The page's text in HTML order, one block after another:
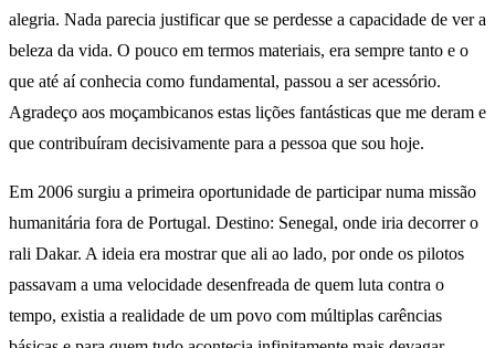
alegria. Nada parecia justificar que se perdesse a capacidade de ver a
beleza da vida. O pouco em termos materiais, era sempre tanto e o
que até aí conhecia como fundamental, passou a ser acessório.
Agradeço aos moçambicanos estas lições fantásticas que me deram e
que contribuíram decisivamente para a pessoa que sou hoje.
Em 2006 surgiu a primeira oportunidade de participar numa missão
humanitária fora de Portugal. Destino: Senegal, onde iria decorrer o
rali Dakar. A ideia era mostrar que ali ao lado, por onde os pilotos
passavam a uma velocidade desenfreada de quem luta contra o
tempo, existia a realidade de um povo com múltiplas carências